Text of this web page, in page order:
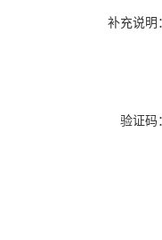
补充说明：
验证码：